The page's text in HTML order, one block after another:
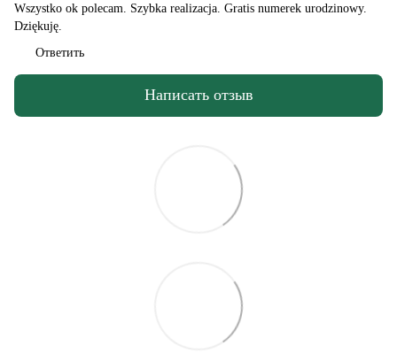
Wszystko ok polecam. Szybka realizacja. Gratis numerek urodzinowy.
Dziękuję.
Ответить
Написать отзыв